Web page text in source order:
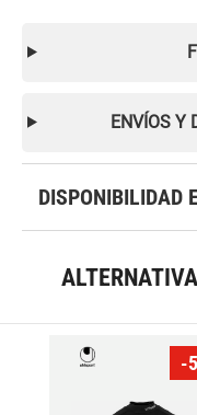
ENVÍOS Y
DISPONIBILIDAD
-